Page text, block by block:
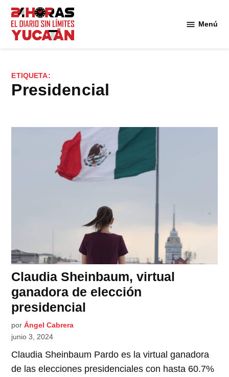
Saltar
contenido
Menú
ETIQUETA:
presidencial
Claudia Sheinbaum, virtual
ganadora de elección
presidencial
por Ángel Cabrera
junio 3, 2024
Claudia Sheinbaum Pardo es la virtual ganadora
de las elecciones presidenciales con hasta 60.7%